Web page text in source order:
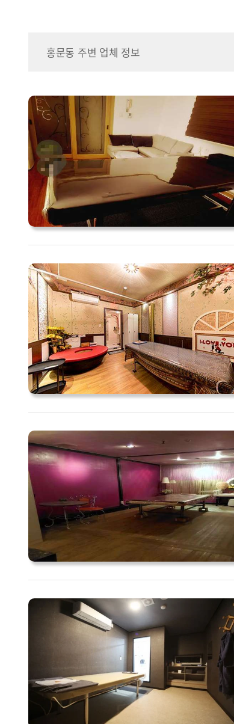
홍문동 주변 업체 정보